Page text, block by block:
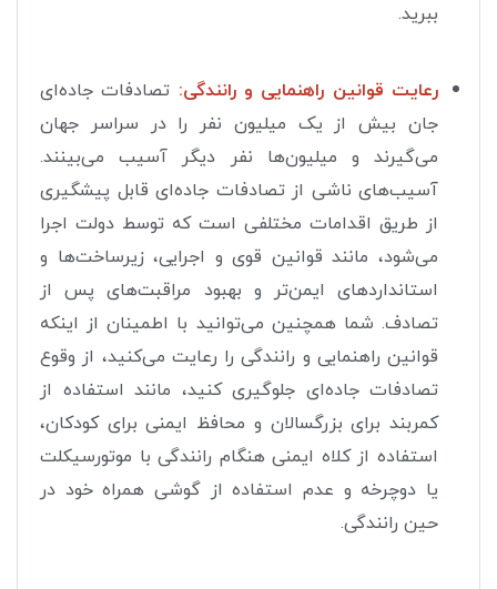
ببرید.
رعایت قوانین راهنمایی و رانندگی: تصادفات جاده‌ای
جان بیش از یک میلیون نفر را در سراسر جهان
می‌گیرند و میلیون‌ها نفر دیگر آسیب می‌بینند.
آسیب‌های ناشی از تصادفات جاده‌ای قابل پیشگیری
از طریق اقدامات مختلفی است که توسط دولت اجرا
می‌شود، مانند قوانین قوی و اجرایی، زیرساخت‌ها و
استانداردهای ایمن‌تر و بهبود مراقبت‌های پس از
تصادف. شما همچنین می‌توانید با اطمینان از اینکه
قوانین راهنمایی و رانندگی را رعایت می‌کنید، از وقوع
تصادفات جاده‌ای جلوگیری کنید، مانند استفاده از
کمربند برای بزرگسالان و محافظ ایمنی برای کودکان،
استفاده از کلاه ایمنی هنگام رانندگی با موتورسیکلت
یا دوچرخه و عدم استفاده از گوشی همراه خود در
حین رانندگی.